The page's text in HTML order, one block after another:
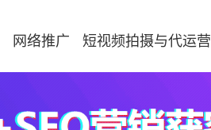
网络推广 短视频拍摄与代运营